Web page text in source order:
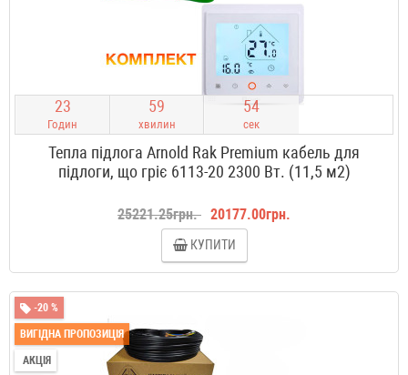
23
Годин
59
хвилин
53
сек
Тепла підлога Arnold Rak Premium кабель для
підлоги, що гріє 6113-20 2300 Вт. (11,5 м2)
25221.25грн. 20177.00грн.
КУПИТИ
-20 %
ВИГІДНА ПРОПОЗИЦІЯ
АКЦІЯ